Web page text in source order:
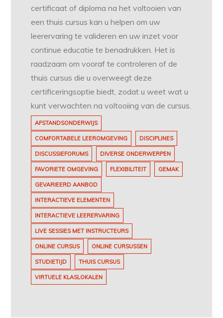
certificaat of diploma na het voltooien van
een thuis cursus kan u helpen om uw
leerervaring te valideren en uw inzet voor
continue educatie te benadrukken. Het is
raadzaam om vooraf te controleren of de
thuis cursus die u overweegt deze
certificeringsoptie biedt, zodat u weet wat u
kunt verwachten na voltooiing van de cursus.
AFSTANDSONDERWIJS
COMFORTABELE LEEROMGEVING DISCIPLINES
DISCUSSIEFORUMS DIVERSE ONDERWERPEN
FAVORIETE OMGEVING FLEXIBILITEIT GEMAK
GEVARIEERD AANBOD
INTERACTIEVE ELEMENTEN
INTERACTIEVE LEERERVARING
LIVE SESSIES MET INSTRUCTEURS
ONLINE CURSUS ONLINE CURSUSSEN
STUDIETIJD THUIS CURSUS
VIRTUELE KLASLOKALEN